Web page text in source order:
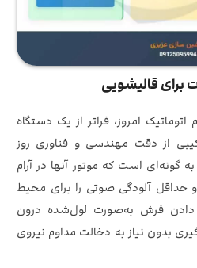
برای قالیشویی
اتوماتیک امروز، فراتر از یک دستگاه
از دقت مهندسی و فناوری روز
گونه‌ای است که موتور آنها در آرام‌
حداقل آلودگی صوتی را برای محیط
دادن فرش به‌صورت لول‌شده درون
بدون نیاز به دخالت مداوم نیروی